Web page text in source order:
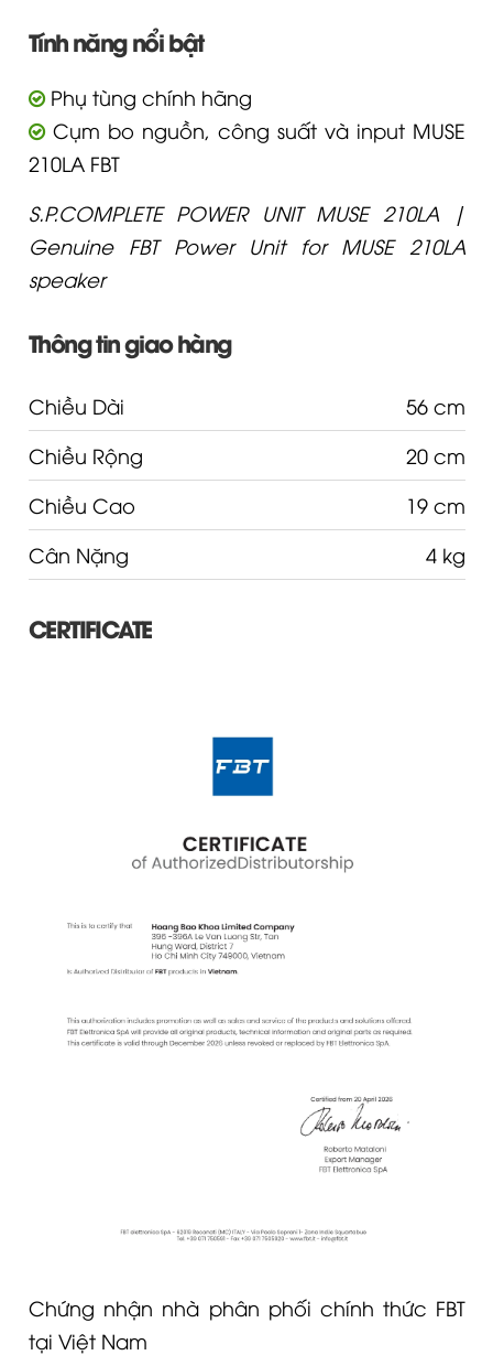
Tính năng nổi bật
Phụ tùng chính hãng
Cụm bo nguồn, công suất và input MUSE
210LA FBT
S.P.COMPLETE POWER UNIT MUSE 210LA |
Genuine FBT Power Unit for MUSE 210LA
speaker
Thông tin giao hàng
Chiều Dài
56 cm
Chiều Rộng
20 cm
Chiều Cao
19 cm
Cân Nặng
4 kg
CERTIFICATE
Chứng nhận nhà phân phối chính thức FBT
tại Việt Nam